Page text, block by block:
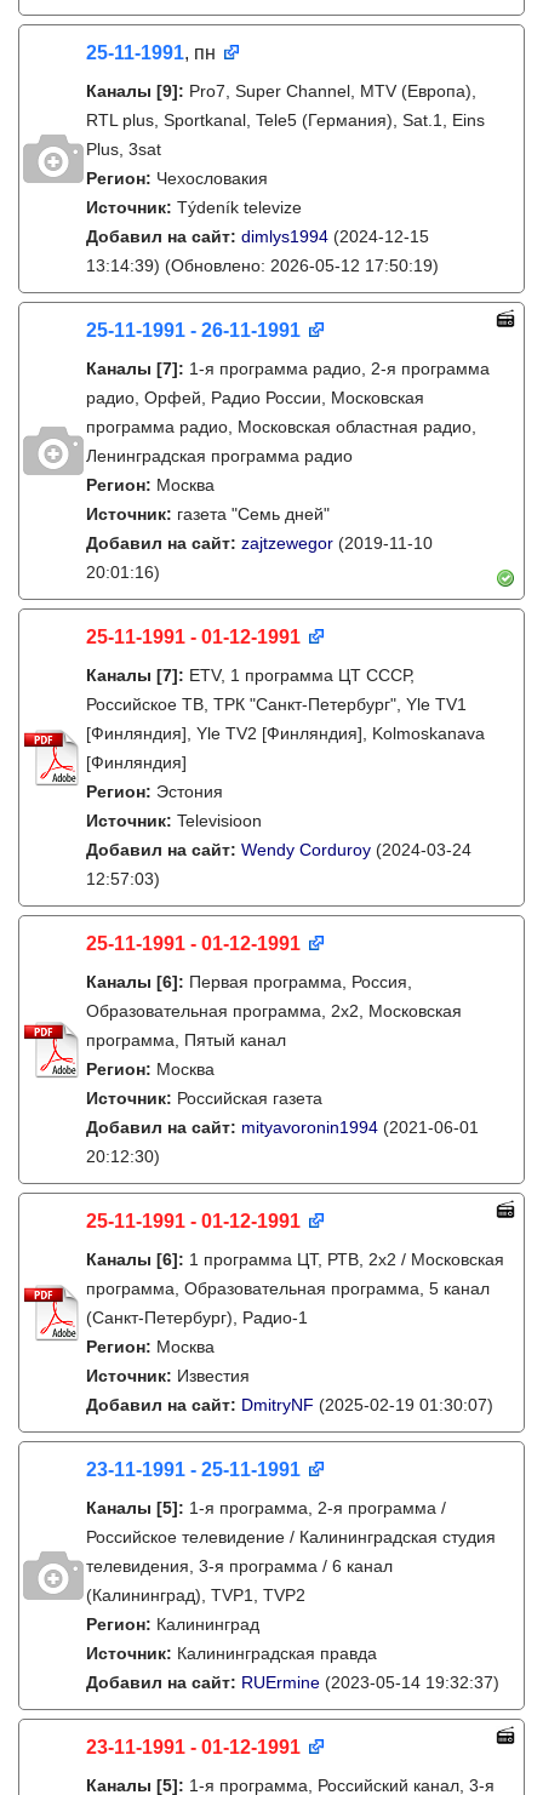
25-11-1991, пн
Каналы [9]: Pro7, Super Channel, MTV (Европа),
RTL plus, Sportkanal, Tele5 (Германия), Sat.1, Eins
Plus, 3sat
Регион: Чехословакия
Источник: Týdeník televize
Добавил на сайт: dimlys1994 (2024-12-15
13:14:39) (Обновлено: 2026-05-12 17:50:19)
25-11-1991 - 26-11-1991
Каналы [7]: 1-я программа радио, 2-я программа
радио, Орфей, Радио России, Московская
программа радио, Московская областная радио,
Ленинградская программа радио
Регион: Москва
Источник: газета "Семь дней"
Добавил на сайт: zajtzewegor (2019-11-10
20:01:16)
25-11-1991 - 01-12-1991
Каналы [7]: ETV, 1 программа ЦТ СССР,
Российское ТВ, ТРК "Санкт-Петербург", Yle TV1
[Финляндия], Yle TV2 [Финляндия], Kolmoskanava
[Финляндия]
Регион: Эстония
Источник: Televisioon
Добавил на сайт: Wendy Corduroy (2024-03-24
12:57:03)
25-11-1991 - 01-12-1991
Каналы [6]: Первая программа, Россия,
Образовательная программа, 2х2, Московская
программа, Пятый канал
Регион: Москва
Источник: Российская газета
Добавил на сайт: mityavoronin1994 (2021-06-01
20:12:30)
25-11-1991 - 01-12-1991
Каналы [6]: 1 программа ЦТ, РТВ, 2х2 / Московская
программа, Образовательная программа, 5 канал
(Санкт-Петербург), Радио-1
Регион: Москва
Источник: Известия
Добавил на сайт: DmitryNF (2025-02-19 01:30:07)
23-11-1991 - 25-11-1991
Каналы [5]: 1-я программа, 2-я программа /
Российское телевидение / Калининградская студия
телевидения, 3-я программа / 6 канал
(Калининград), TVP1, TVP2
Регион: Калининград
Источник: Калининградская правда
Добавил на сайт: RUErmine (2023-05-14 19:32:37)
23-11-1991 - 01-12-1991
Каналы [5]: 1-я программа, Российский канал, 3-я